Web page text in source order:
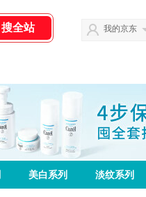
我的京东
美白系列 淡纹系列